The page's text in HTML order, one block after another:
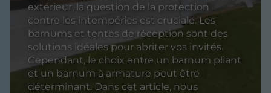
extérieur, la question de la protection
contre les intempéries est cruciale. Les
barnums et tentes de réception sont des
solutions idéales pour abriter vos invités.
Cependant, le choix entre un barnum pliant
et un barnum à armature peut être
déterminant. Dans cet article, nous